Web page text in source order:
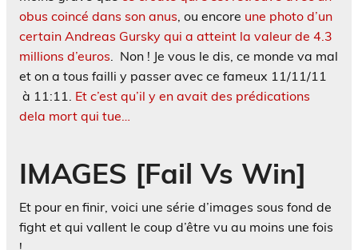
obus coincé dans son anus , ou encore une photo d’un
certain Andreas Gursky qui a atteint la valeur de 4.3
millions d’euros . Non ! Je vous le dis, ce monde va mal
et on a tous failli y passer avec ce fameux 11/11/11
à 11:11. Et c’est qu’il y en avait des prédications
dela mort qui tue…
IMAGES [Fail Vs Win]
Et pour en finir, voici une série d’images sous fond de
fight et qui vallent le coup d’être vu au moins une fois
!